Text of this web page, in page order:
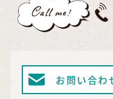
お問い合わ